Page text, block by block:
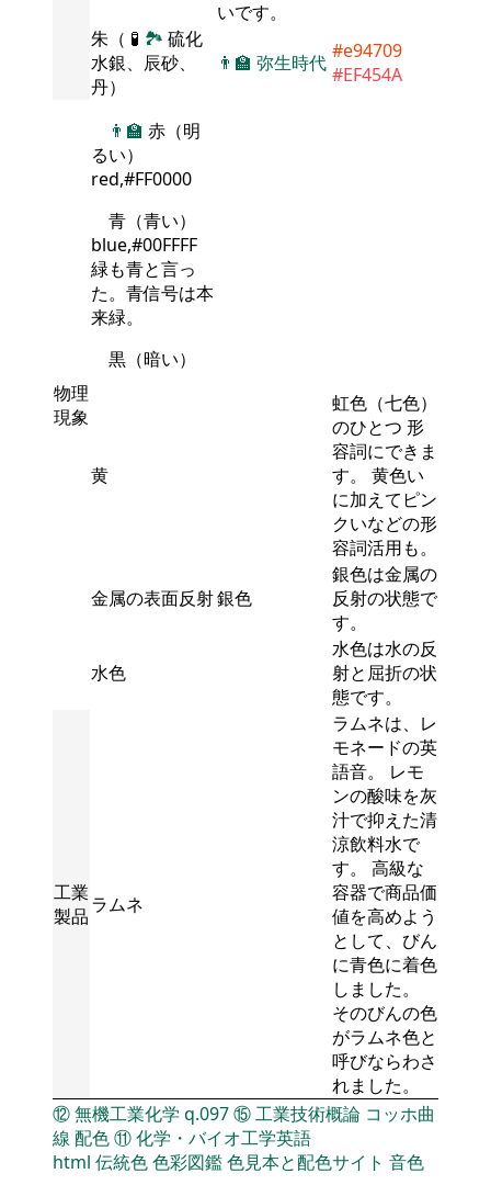
いです。
朱（ 🧪 🏞 硫化
水銀、辰砂、
丹）
👨‍🏫 弥生時代 #e94709
#EF454A
物理
現象
👨‍🏫 赤（明
るい）
red,#FF0000
青（青い）
blue,#00FFFF
緑も青と言っ
た。青信号は本
来緑。
黒（暗い）
黄
虹色（七色）
のひとつ 形
容詞にできま
す。 黄色い
に加えてピン
クいなどの形
容詞活用も。
金属の表面反射銀色
銀色は金属の
反射の状態で
す。
水色
水色は水の反
射と屈折の状
態です。
工業
製品ラムネ
ラムネは、レ
モネードの英
語音。 レモ
ンの酸味を灰
汁で抑えた清
涼飲料水で
す。 高級な
容器で商品価
値を高めよう
として、びん
に青色に着色
しました。
そのびんの色
がラムネ色と
呼びならわさ
れました。
⑫無機工業化学 q.097⑮工業技術概論 コッホ曲
線配色⑪化学・バイオ工学英語
html 伝統色色彩図鑑色見本と配色サイト 音色